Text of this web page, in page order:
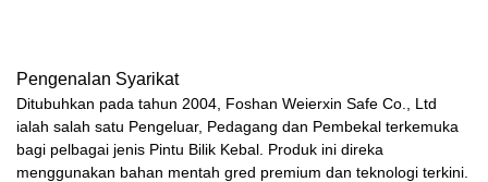
Pengenalan Syarikat
Ditubuhkan pada tahun 2004, Foshan Weierxin Safe Co., Ltd
ialah salah satu Pengeluar, Pedagang dan Pembekal terkemuka
bagi pelbagai jenis Pintu Bilik Kebal. Produk ini direka
menggunakan bahan mentah gred premium dan teknologi terkini.